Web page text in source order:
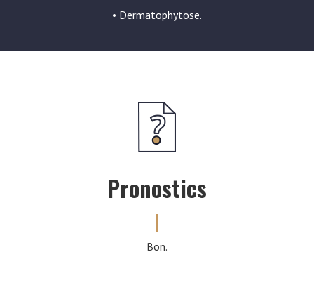
• Dermatophytose.
Pronostics
Bon.